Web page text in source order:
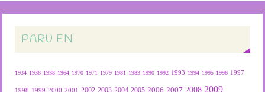
PARU EN
1934 1936 1938 1964 1970 1971 1979 1981 1983 1990 1992 1993 1994 1995 1996 1997
1998 1999 2000 2001 2007 2008 2009